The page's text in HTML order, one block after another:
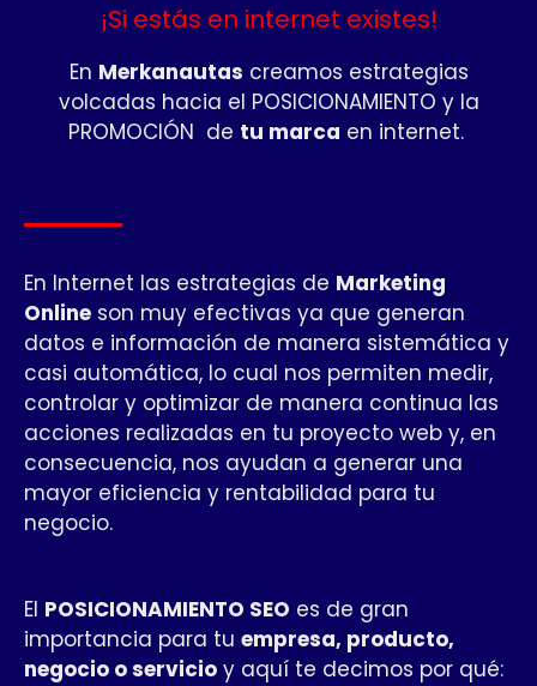
¡Si estás en internet existes!
En Merkanautas creamos estrategias
volcadas hacia el POSICIONAMIENTO y la
PROMOCIÓN de tu marca en internet.
En Internet las estrategias de Marketing
Online son muy efectivas ya que generan
datos e información de manera sistemática y
casi automática, lo cual nos permiten medir,
controlar y optimizar de manera continua las
acciones realizadas en tu proyecto web y, en
consecuencia, nos ayudan a generar una
mayor eficiencia y rentabilidad para tu
negocio.
El POSICIONAMIENTO SEO es de gran
importancia para tu empresa, producto,
negocio o servicio y aquí te decimos por qué: